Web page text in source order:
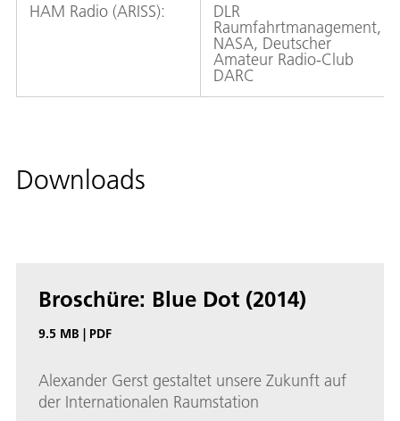
HAM Radio (ARISS): DLR
Raumfahrtmanagement,
NASA, Deutscher
Amateur Radio-Club
DARC
Downloads
Broschüre: Blue Dot (2014)
9.5 MB PDF
Alexander Gerst gestaltet unsere Zukunft auf
der Internationalen Raumstation